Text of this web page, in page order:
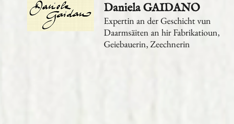
Daniela GAIDANO
Expertin an der Geschicht vun
Daarmsäiten an hir Fabrikatioun,
Geiebauerin, Zeechnerin